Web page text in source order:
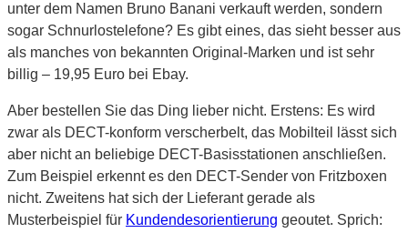
unter dem Namen Bruno Banani verkauft werden, sondern
sogar Schnurlostelefone? Es gibt eines, das sieht besser aus
als manches von bekannten Original-Marken und ist sehr
billig – 19,95 Euro bei Ebay.
Aber bestellen Sie das Ding lieber nicht. Erstens: Es wird
zwar als DECT-konform verscherbelt, das Mobilteil lässt sich
aber nicht an beliebige DECT-Basisstationen anschließen.
Zum Beispiel erkennt es den DECT-Sender von Fritzboxen
nicht. Zweitens hat sich der Lieferant gerade als
Musterbeispiel für Kundendesorientierung geoutet. Sprich: